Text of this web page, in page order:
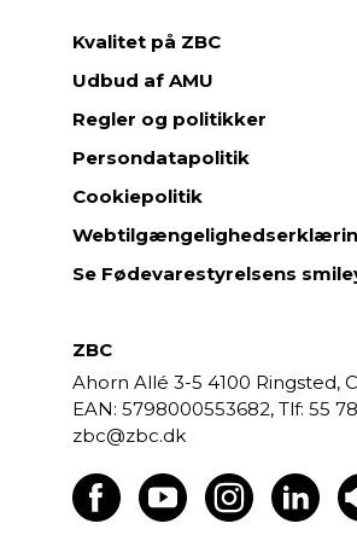
Kvalitet på ZBC
Udbud af AMU
Regler og politikker
Persondatapolitik
Cookiepolitik
Se Fødevarestyrelsens
ZBC
Ahorn Allé 3-5 4100 Ringsted,
EAN: 5798000553682,
55
zbc@zbc.dk